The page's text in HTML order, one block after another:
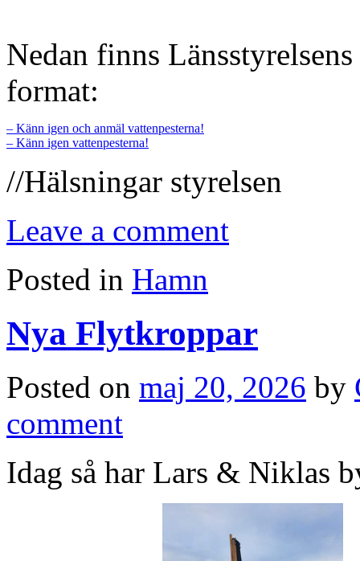
Nedan finns
format:
– Känn igen och anmäl vattenpesterna!
– Känn igen vattenpesterna!
//Hälsningar styrelsen
Leave a comment
Posted in Hamn
Nya Flytkroppar
Posted on maj 20, 2026 by
comment
Idag så har Lars & Niklas